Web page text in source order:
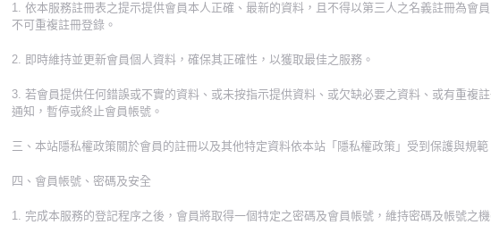
1. 依本服務註冊表之提示提供會員本人正確、最新的資料，且不得以第三人之名義註冊為會
不可重複註冊登錄。
2. 即時維持並更新會員個人資料，確保其正確性，以獲取最佳之服務。
3. 若會員提供任何錯誤或不實的資料、或未按指示提供資料、或欠缺必要之資料、或有重複
通知，暫停或終止會員帳號。
三、本站隱私權政策關於會員的註冊以及其他特定資料依本站「隱私權政策」受到保護與規範
四、會員帳號、密碼及安全
1. 完成本服務的登記程序之後，會員將取得一個特定之密碼及會員帳號，維持密碼及帳號之